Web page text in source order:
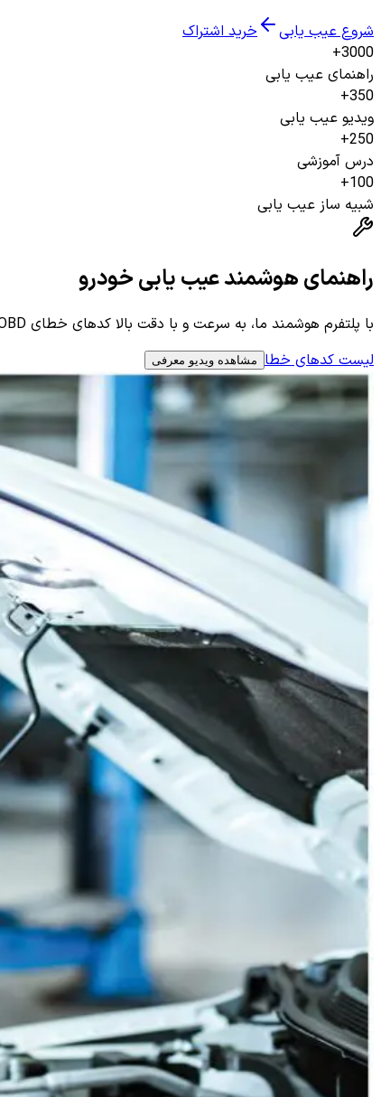
شروع عیب یابی
خرید اشتراک
3000+
راهنمای عیب یابی
350+
ویدیو عیب یابی
250+
درس آموزشی
100+
شبیه ساز عیب یابی
راهنمای هوشمند عیب یابی خودرو
با پلتفرم هوشمند ما، به سرعت و با دقت بالا کدهای خطای OBD را تحلیل کرده و به راهنمای گام به گام برای رفع ایرادات پرتکرار دسترسی پیدا کنید. عیب یابی خودرو هرگز به این سادگی نبوده است.
لیست کدهای خطا مشاهده ویدیو معرفی